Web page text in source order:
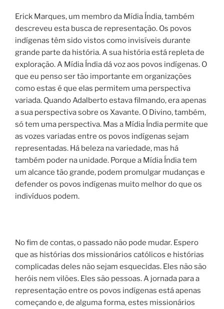
Erick Marques, um membro da Mídia Índia, também
descreveu esta busca de representação. Os povos
indígenas têm sido vistos como invisíveis durante
grande parte da história. A sua história está repleta de
exploração. A Mídia Índia dá voz aos povos indígenas. O
que eu penso ser tão importante em organizações
como estas é que elas permitem uma perspectiva
variada. Quando Adalberto estava filmando, era apenas
a sua perspectiva sobre os Xavante. O Divino, também,
só tem uma perspectiva. Mas a Mídia Índia permite que
as vozes variadas entre os povos indígenas sejam
representadas. Há beleza na variedade, mas há
também poder na unidade. Porque a Mídia Índia tem
um alcance tão grande, podem promulgar mudanças e
defender os povos indígenas muito melhor do que os
indivíduos podem.
No fim de contas, o passado não pode mudar. Espero
que as histórias dos missionários católicos e histórias
complicadas deles não sejam esquecidas. Eles não são
heróis nem vilões. Eles são pessoas. A jornada para a
representação entre os povos indígenas está apenas
começando e, de alguma forma, estes missionários